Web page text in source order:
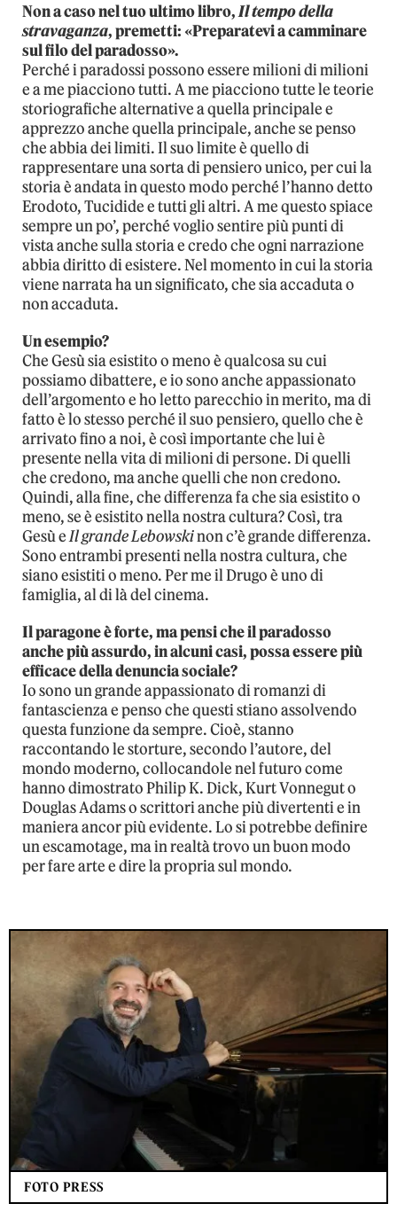
Non a caso nel tuo ultimo libro,Il tempo della
stravaganza, premetti: «Preparatevi a camminare
sul filo del paradosso».
Perché i paradossi possono essere milioni di milioni
e a me piacciono tutti. A me piacciono tutte le teorie
storiografiche alternative a quella principale e
apprezzo anche quella principale, anche se penso
che abbia dei limiti. Il suo limite è quello di
rappresentare una sorta di pensiero unico, per cui la
storia è andata in questo modo perché l’hanno detto
Erodoto, Tucidide e tutti gli altri. A me questo spiace
sempre un po’, perché voglio sentire più punti di
vista anche sulla storia e credo che ogni narrazione
abbia diritto di esistere. Nel momento in cui la storia
viene narrata ha un significato, che sia accaduta o
non accaduta.
Un esempio?
Che Gesù sia esistito o meno è qualcosa su cui
possiamo dibattere, e io sono anche appassionato
dell’argomento e ho letto parecchio in merito, ma di
fatto è lo stesso perché il suo pensiero, quello che è
arrivato fino a noi, è così importante che lui è
presente nella vita di milioni di persone. Di quelli
che credono, ma anche quelli che non credono.
Quindi, alla fine, che differenza fa che sia esistito o
meno, se è esistito nella nostra cultura? Così, tra
Gesù eIl grande Lebowskinon c’è grande differenza.
Sono entrambi presenti nella nostra cultura, che
siano esistiti o meno. Per me il Drugo è uno di
famiglia, al di là del cinema.
Il paragone è forte, ma pensi che il paradosso
anche più assurdo, in alcuni casi, possa essere più
efficace della denuncia sociale?
Io sono un grande appassionato di romanzi di
fantascienza e penso che questi stiano assolvendo
questa funzione da sempre. Cioè, stanno
raccontando le storture, secondo l’autore, del
mondo moderno, collocandole nel futuro come
hanno dimostrato Philip K. Dick, Kurt Vonnegut o
Douglas Adams o scrittori anche più divertenti e in
maniera ancor più evidente. Lo si potrebbe definire
un escamotage, ma in realtà trovo un buon modo
per fare arte e dire la propria sul mondo.
FOTO PRESS